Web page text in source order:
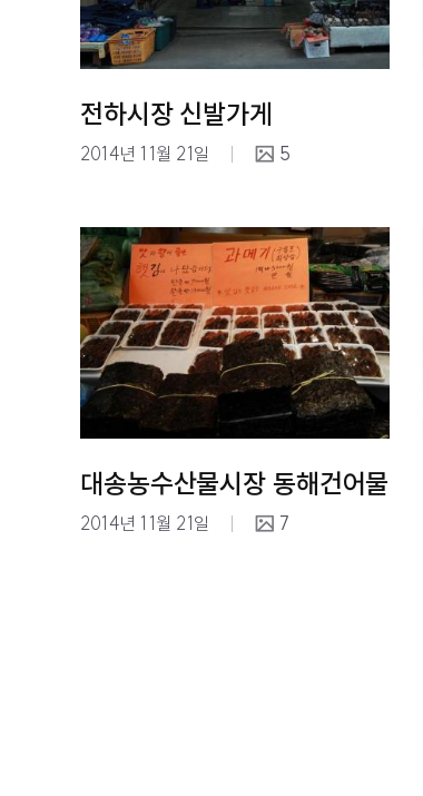
전하시장 신발가게
2014년 11월 21일 5
대송농수산물시장 동해건어물
2014년 11월 21일 7